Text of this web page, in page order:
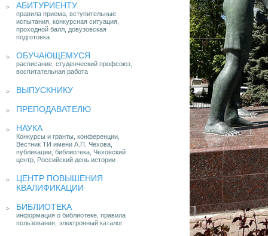
АБИТУРИЕНТУ
правила приема, вступительные
испытания, конкурсная ситуация,
проходной балл, довузовская
подготовка
ОБУЧАЮЩЕМУСЯ
расписание, студенческий профсоюз,
воспитательная работа
ВЫПУСКНИКУ
ПРЕПОДАВАТЕЛЮ
НАУКА
Конкурсы и гранты, конференции,
Вестник ТИ имени А.П. Чехова,
публикации, библиотека, Чеховский
центр, Российский день истории
ЦЕНТР ПОВЫШЕНИЯ
КВАЛИФИКАЦИИ
БИБЛИОТЕКА
информация о библиотеке, правила
пользования, электронный каталог